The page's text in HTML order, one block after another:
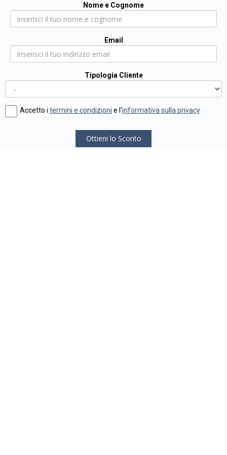
Nome e Cognome
Email
Tipologia Cliente
Accetto i termini e condizioni e l'informativa sulla privacy
Ottieni lo Sconto